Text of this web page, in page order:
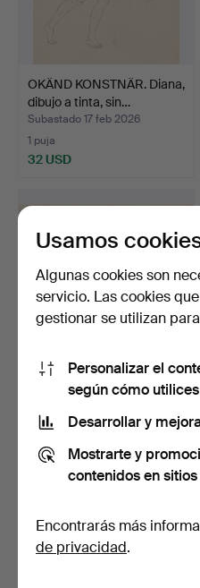
OKÄND KONSTNÄR. Diana,
dibujo a tinta, sin…
Subastado 17 feb 2026
1 puja
32 USD
OKÄND KONSTNÄR.
Modelo masculino sentado,
Subastado 27 ene 2026
32 USD
Usamos
Algunas cookies son
servicio. Las cookies
gestionar se utilizan
Personalizar el
según cómo
Desarrollar y
Mostrarte y
contenidos en
Encontrarás más
de privacidad.